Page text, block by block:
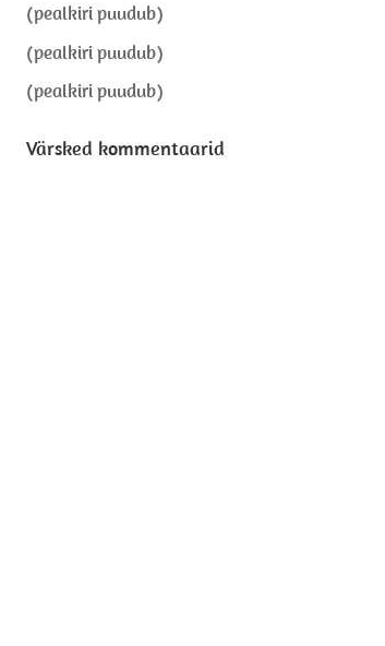
(pealkiri puudub)
(pealkiri puudub)
(pealkiri puudub)
Värsked kommentaarid